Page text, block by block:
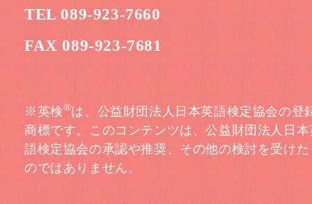
TEL 089-923-7660
FAX 089-923-7681
※英検®は、公益財団法人日本英語検定協会の登
商標です。このコンテンツは、公益財団法人日本
語検定協会の承認や推奨、その他の検討を受けた
のではありません。